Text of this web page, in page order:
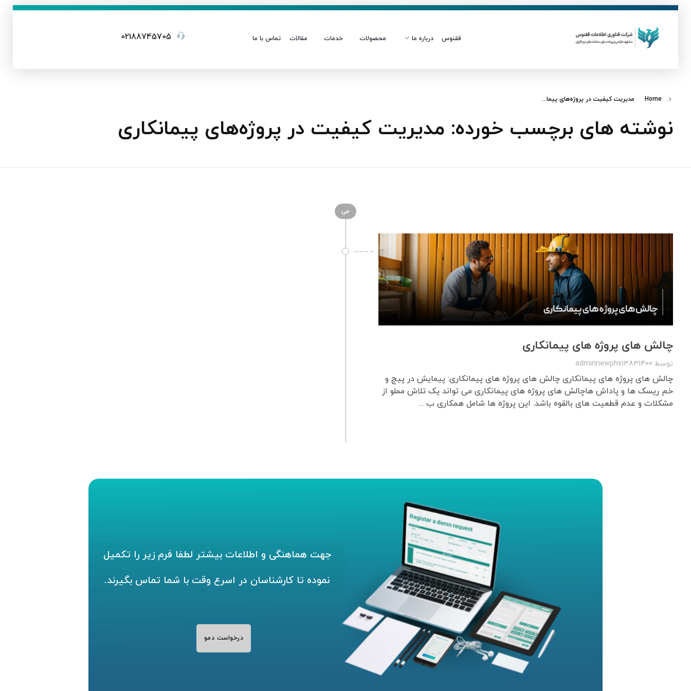
ققنوس درباره ما محصولات خدمات مقالات تماس با ما 02188745705
Home مدیریت کیفیت در پروژه‌های پیما...
نوشته های برچسب خورده: مدیریت کیفیت در پروژه‌های پیمانکاری
می
چالش های پروژه های پیمانکاری
توسط adminnewphx13831400
چالش های پروژه های پیمانکاری چالش های پروژه های پیمانکاری: پیمایش در پیچ و
خم ریسک ها و پاداش هاچالش های پروژه های پیمانکاری می تواند یک تلاش مملو از
مشکلات و عدم قطعیت های بالقوه باشد. این پروژه ها شامل همکاری ب ...
جهت هماهنگی و اطلاعات بیشتر لطفا فرم زیر را تکمیل
نموده تا کارشناسان در اسرع وقت با شما تماس بگیرند.
درخواست دمو